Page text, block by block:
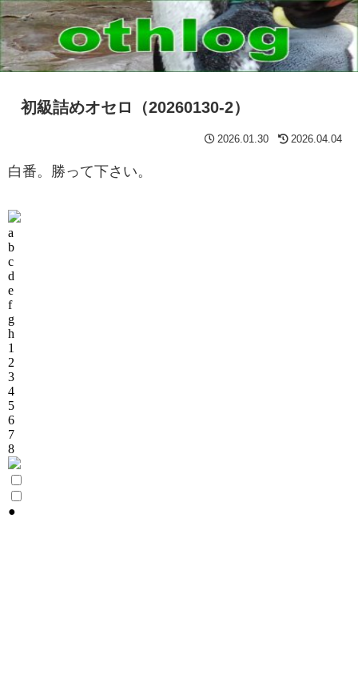
初級詰めオセロ（20260130-2）
2026.01.30 2026.04.04
白番。勝って下さい。